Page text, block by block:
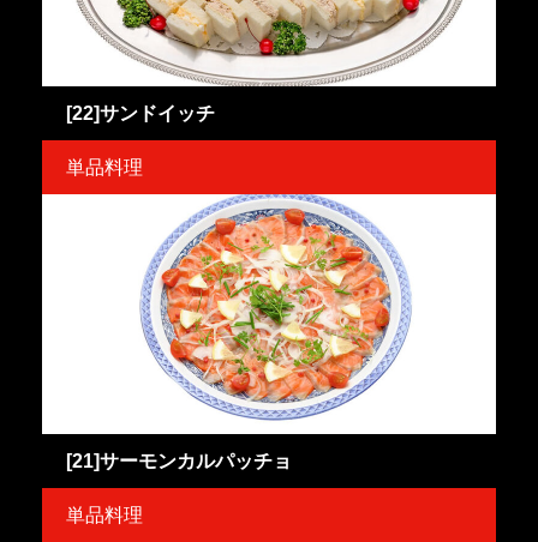
[22]サンドイッチ
単品料理
[21]サーモンカルパッチョ
単品料理